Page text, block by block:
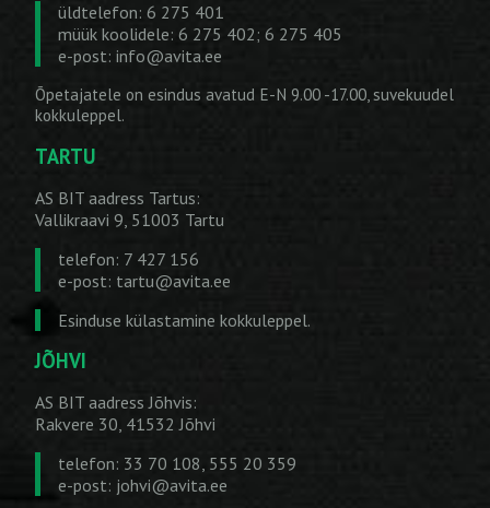
üldtelefon: 6 275 401
müük koolidele: 6 275 402; 6 275 405
e-post: info@avita.ee
Õpetajatele on esindus avatud E-N 9.00 -17.00, suvekuudel
kokkuleppel.
TARTU
AS BIT aadress Tartus:
Vallikraavi 9, 51003 Tartu
telefon: 7 427 156
e-post: tartu@avita.ee
Esinduse külastamine kokkuleppel.
JÕHVI
AS BIT aadress Jõhvis:
Rakvere 30, 41532 Jõhvi
telefon: 33 70 108, 555 20 359
e-post: johvi@avita.ee